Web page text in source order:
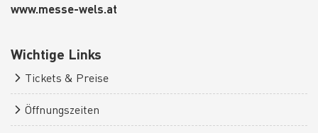
www.messe-wels.at
Wichtige Links
Tickets & Preise
Öffnungszeiten